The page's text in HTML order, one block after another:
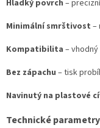
Hladký povrch –
Minimální smrštivost –
Kompatibilita –
Bez zápachu – tisk
Navinutý na plastové
Technické